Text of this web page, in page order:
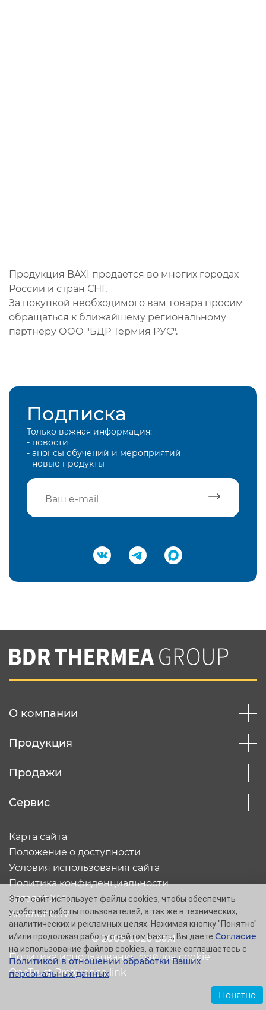
Продукция BAXI продается во многих городах
России и стран СНГ.
За покупкой необходимого вам товара просим
обращаться к ближайшему региональному
партнеру ООО "БДР Термия РУС".
Подписка
Только важная информация:
- новости
- анонсы обучений и мероприятий
- новые продукты
Подтвердить e-mail
Вы соглашаетесь с нашей политикой
конфеденциальности
О компании
Продукция
Продажи
Сервис
© 2005-2026 Baxi
Карта сайта
Положение о доступности
Условия использования сайта
Политика конфиденциальности
Каталог XML
Каталог CSV
Политика использования файлов cookie
OneTrust Preference link
Этот сайт использует файлы cookies, чтобы обеспечить
удобство работы пользователей, а так же в технических,
аналитических и рекламных целях. Нажимая кнопку "Понятно"
и/или продолжая работу с сайтом baxi.ru, Вы даете Согласие
на использование файлов cookies, а так же соглашаетесь с
Политикой в отношении обработки Ваших
персональных данных.
Понятно